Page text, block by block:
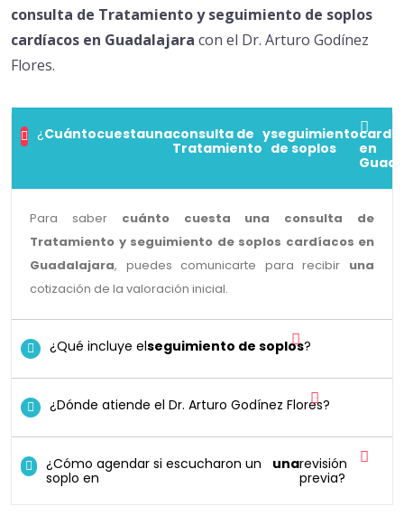
consulta de Tratamientoy seguimiento de soplos
cardíacos en Guadalajara con el Dr. Arturo Godínez
Flores.
¿Cuántocuestaunaconsulta de
Tratamiento
yseguimiento
de soplos
en
Para saber cuánto cuesta una
consulta de
Tratamiento y seguimiento de soplos cardíacos en
Guadalajara, puedes comunicarte para recibir una
cotización de la valoración inicial.
¿Qué incluye elseguimiento de soplos?
¿Dónde atiende el Dr. Arturo Godínez Flores?
¿Cómo agendar si escucharon un
soplo en
unarevisión
previa?